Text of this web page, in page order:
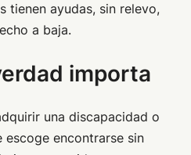
tienen ayudas, sin relevo,
a baja.
importa
una discapacidad o
escoge encontrarse sin